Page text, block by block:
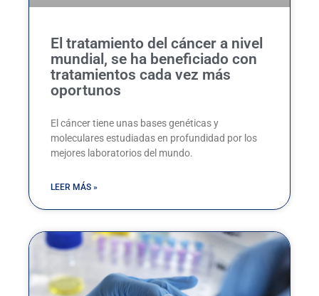
El tratamiento del cáncer a nivel
mundial, se ha beneficiado con
tratamientos cada vez más
oportunos
El cáncer tiene unas bases genéticas y
moleculares estudiadas en profundidad por los
mejores laboratorios del mundo.
LEER MÁS »